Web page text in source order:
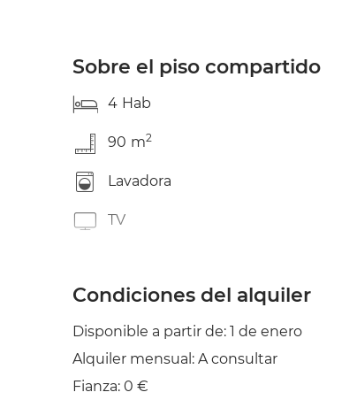
Sobre el piso compartido
4 Hab
90 m2
Lavadora
TV
Condiciones del alquiler
Disponible a partir de: 1 de enero
Alquiler mensual: A consultar
Fianza: 0 €